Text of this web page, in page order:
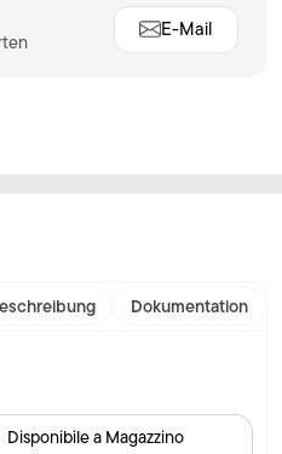
E-Mail
Dokumentation
Disponibile a Magazzino